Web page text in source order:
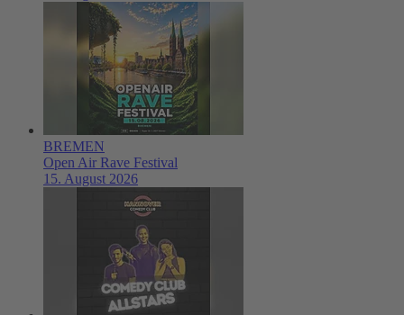
BREMEN
Open Air Rave Festival
15. August 2026